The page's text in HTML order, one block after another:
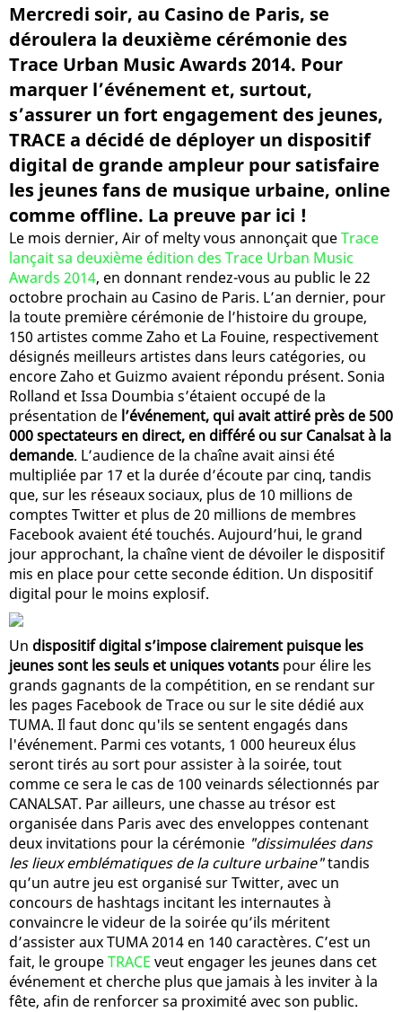
Mercredi soir, au Casino de Paris, se
déroulera la deuxième cérémonie des
Trace Urban Music Awards 2014. Pour
marquer l’événement et, surtout,
s’assurer un fort engagement des jeunes,
TRACE a décidé de déployer un dispositif
digital de grande ampleur pour satisfaire
les jeunes fans de musique urbaine, online
comme offline. La preuve par ici !
Le mois dernier, Air of melty vous annonçait queTrace
lançait sa deuxième édition des Trace Urban Music
Awards 2014, en donnant rendez-vous au public le 22
octobre prochain au Casino de Paris. L’an dernier, pour
la toute première cérémonie de l’histoire du groupe,
150 artistes comme Zaho et La Fouine, respectivement
désignés meilleurs artistes dans leurs catégories, ou
encore Zaho et Guizmo avaient répondu présent. Sonia
Rolland et Issa Doumbia s’étaient occupé de la
présentation de l’événement, qui avait attiré près de 500
000 spectateurs en direct, en différé ou sur Canalsat à la
demande. L’audience de la chaîne avait ainsi été
multipliée par 17 et la durée d’écoute par cinq, tandis
que, sur les réseaux sociaux, plus de 10 millions de
comptes Twitter et plus de 20 millions de membres
Facebook avaient été touchés. Aujourd’hui, le grand
jour approchant, la chaîne vient de dévoiler le dispositif
mis en place pour cette seconde édition. Un dispositif
digital pour le moins explosif.
Un dispositif digital s’impose clairement puisque les
jeunes sont les seuls et uniques votants pour élire les
grands gagnants de la compétition, en se rendant sur
les pages Facebook de Trace ou sur le site dédié aux
TUMA. Il faut donc qu'ils se sentent engagés dans
l'événement. Parmi ces votants, 1 000 heureux élus
seront tirés au sort pour assister à la soirée, tout
comme ce sera le cas de 100 veinards sélectionnés par
CANALSAT. Par ailleurs, une chasse au trésor est
organisée dans Paris avec des enveloppes contenant
deux invitations pour la cérémonie "dissimulées dans
les lieux emblématiques de la culture urbaine"tandis
qu’un autre jeu est organisé sur Twitter, avec un
concours de hashtags incitant les internautes à
convaincre le videur de la soirée qu’ils méritent
d’assister aux TUMA 2014 en 140 caractères. C’est un
fait, le groupeTRACE veut engager les jeunes dans cet
événement et cherche plus que jamais à les inviter à la
fête, afin de renforcer sa proximité avec son public.